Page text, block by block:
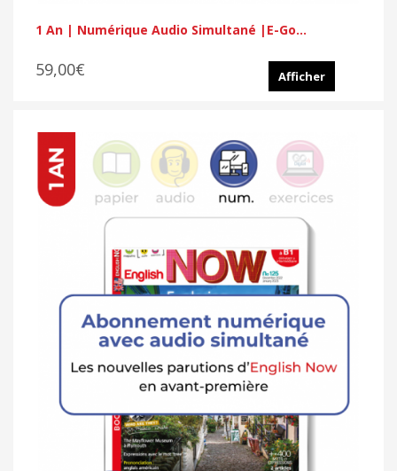
1 An | Numérique Audio Simultané |E-Go...
59,00€ Afficher